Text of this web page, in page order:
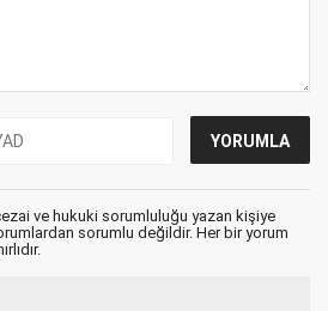
ve hukuki sorumluluğu yazan kişiye
sorumlu değildir. Her bir yorum